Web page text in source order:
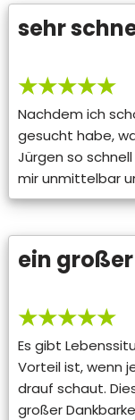
sehr
★★★★★
Nachdem ich
gesucht habe,
Jürgen so
mir unmittelbar
ein
★★★★★
Es gibt
Vorteil ist, wenn
drauf schaut.
großer